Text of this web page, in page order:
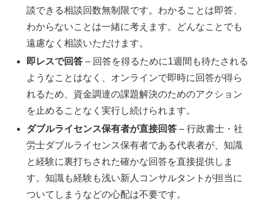
談できる相談回数無制限です。わかることは即答、
わからないことは一緒に考えます。どんなことでも
遠慮なく相談いただけます。
即レスで回答 – 回答を得るために1週間も待たされる
ようなことはなく、オンラインで即時に回答が得ら
れるため、資金調達の課題解決のためのアクション
を止めることなく実行し続けられます。
ダブルライセンス保有者が直接回答 – 行政書士・社
労士ダブルライセンス保有者である代表者が、知識
と経験に裏打ちされた確かな回答を直接提供しま
す。知識も経験も浅い新人コンサルタントが担当に
ついてしまうなどの心配は不要です。